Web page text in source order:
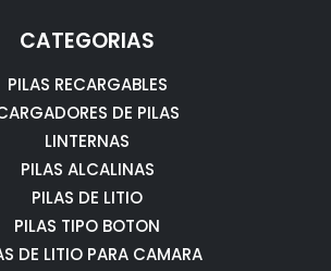
CATEGORIAS
PILAS RECARGABLES
DE PILAS
LINTERNAS
PILAS ALCALINAS
PILAS DE LITIO
PILAS TIPO BOTON
DE LITIO PARA CAMARA